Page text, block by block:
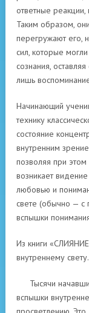
ответные
Таким образом,
перегружают его,
сил, которые
сознания,
лишь
Начинающий
технику
состояние
внутренним
позволяя при
возникает
любовью и
свете (обычно —
вспышки
Из книги
внутреннему свету.
Тысячи
вспышки